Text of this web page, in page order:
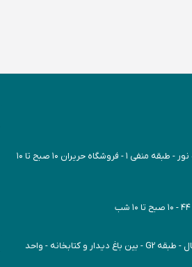
شعبه پیروزی : صد دستکاه - نرسیده به کوکاکولا - مرکز خرید کوه نور - طبقه منفی ۱ - فروشگاه حریران ۱۰ صبح تا ۱۰
شعبه اتوبان خرازی : مجموعه بزرگ تجاری فرهنگی تفریحی ایران‌مال - طبقه G2 - بین باغ دیدار و کتابخانه - واحد